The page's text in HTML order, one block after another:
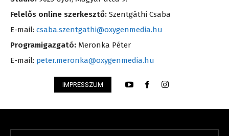
Felelős online szerkesztő: Szentgáthi Csaba
E-mail: csaba.szentgathi@oxygenmedia.hu
Programigazgató: Meronka Péter
E-mail: peter.meronka@oxygenmedia.hu
IMPRESSZUM